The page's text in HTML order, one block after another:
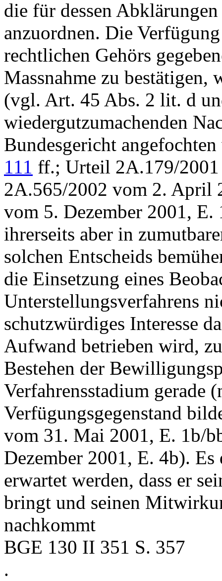
die für dessen
anzuordnen. Die
rechtlichen Gehörs
Massnahme zu bestätigen,
(vgl. Art. 45 Abs. 2 lit. d
wiedergutzumachenden
Bundesgericht
111 ff.; Urteil 2A.179/
2A.565/2002 vom 2. April
vom 5. Dezember 2001,
ihrerseits aber in
solchen Entscheids
die Einsetzung eines
Unterstellungsverfahrens
schutzwürdiges Interesse
Aufwand betrieben wird,
Bestehen der
Verfahrensstadium gerade
Verfügungsgegenstand
vom 31. Mai 2001, E. 1b/
Dezember 2001, E. 4b).
erwartet werden, dass er
bringt und seinen
nachkommt
BGE 130 II 351 S. 357
.